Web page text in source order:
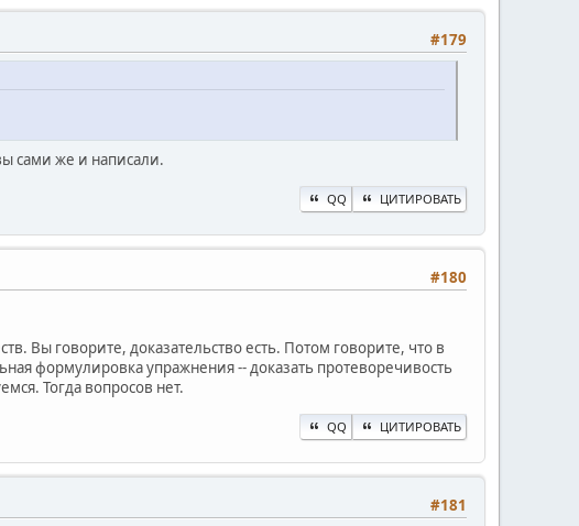
#179
сами же и написали.
QQ ЦИТИРОВАТЬ
#180
Вы говорите, доказательство есть. Потом говорите, что в
формулировка упражнения -- доказать протеворечивость
Тогда вопросов нет.
QQ ЦИТИРОВАТЬ
#181